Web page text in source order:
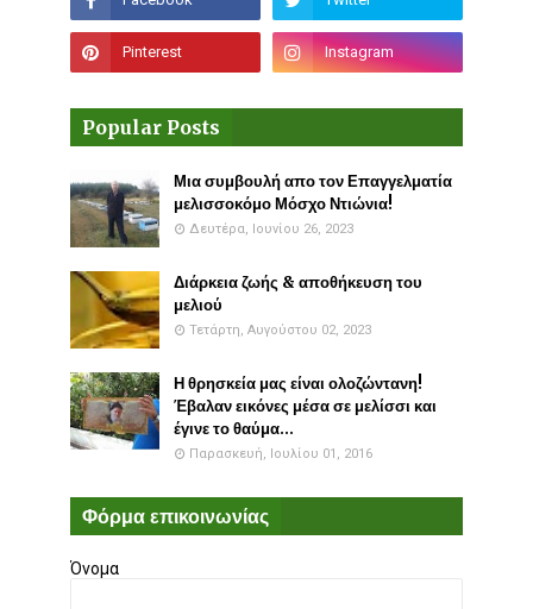
Popular Posts
Μια συμβουλή απο τον Επαγγελματία
μελισσοκόμο Μόσχο Ντιώνια!
Δευτέρα, Ιουνίου 26, 2023
Διάρκεια ζωής & αποθήκευση του
μελιού
Τετάρτη, Αυγούστου 02, 2023
Η θρησκεία μας είναι ολοζώντανη!
Έβαλαν εικόνες μέσα σε μελίσσι και
έγινε το θαύμα...
Παρασκευή, Ιουλίου 01, 2016
Φόρμα επικοινωνίας
Όνομα